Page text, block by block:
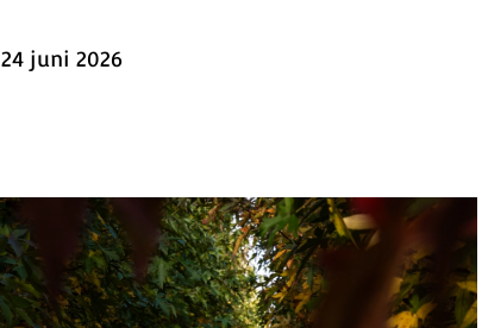
24 juni 2026